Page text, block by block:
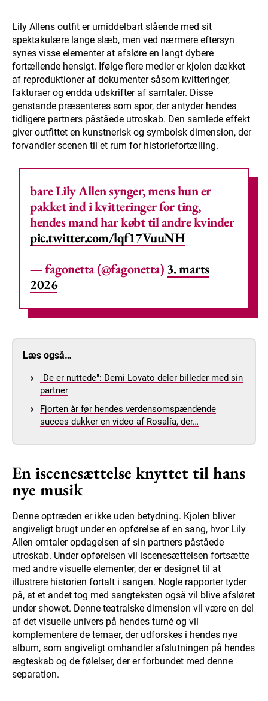
Lily Allens outfit er umiddelbart slående med sit
spektakulære lange slæb, men ved nærmere eftersyn
synes visse elementer at afsløre en langt dybere
fortællende hensigt. Ifølge flere medier er kjolen dækket
af reproduktioner af dokumenter såsom kvitteringer,
fakturaer og endda udskrifter af samtaler. Disse
genstande præsenteres som spor, der antyder hendes
tidligere partners påståede utroskab. Den samlede effekt
giver outfittet en kunstnerisk og symbolsk dimension, der
forvandler scenen til et rum for historiefortælling.
bare Lily Allen synger, mens hun er
pakket ind i kvitteringer for ting,
hendes mand har købt til andre kvinder
pic.twitter.com/lqf17VuuNH
— fagonetta (@fagonetta) 3. marts
2026
Læs også…
"De er nuttede": Demi Lovato deler billeder med sin
partner
Fjorten år før hendes verdensomspændende
succes dukker en video af Rosalía, der…
En iscenesættelse knyttet til hans
nye musik
Denne optræden er ikke uden betydning. Kjolen bliver
angiveligt brugt under en opførelse af en sang, hvor Lily
Allen omtaler opdagelsen af sin partners påståede
utroskab. Under opførelsen vil iscenesættelsen fortsætte
med andre visuelle elementer, der er designet til at
illustrere historien fortalt i sangen. Nogle rapporter tyder
på, at et andet tog med sangteksten også vil blive afsløret
under showet. Denne teatralske dimension vil være en del
af det visuelle univers på hendes turné og vil
komplementere de temaer, der udforskes i hendes nye
album, som angiveligt omhandler afslutningen på hendes
ægteskab og de følelser, der er forbundet med denne
separation.